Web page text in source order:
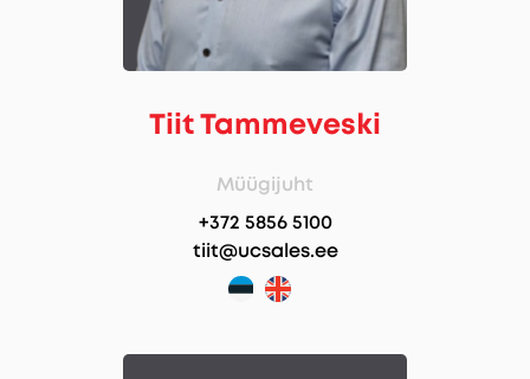
Tiit Tammeveski
Müügijuht
+372 5856 5100
tiit@ucsales.ee